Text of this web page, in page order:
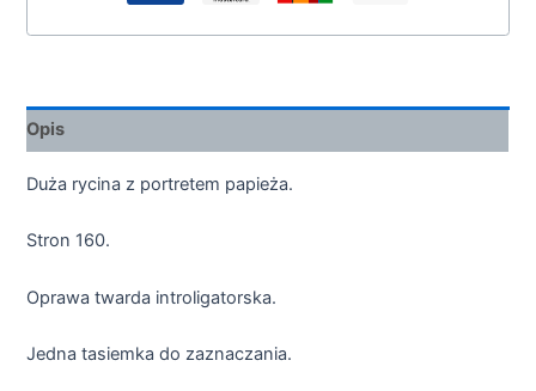
Opis
Duża rycina z portretem papieża.
Stron 160.
Oprawa twarda introligatorska.
Jedna tasiemka do zaznaczania.